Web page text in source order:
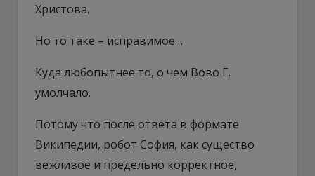
Христова.
Но то таке – исправимое…
Куда любопытнее то, о чем Вово Г.
умолчало.
Потому что после ответа в формате
Википедии, робот София, как существо
вежливое и предельно корректное,